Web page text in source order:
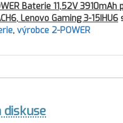
Baterie 11,52V 3910mAh
Lenovo Gaming 3-15IHU6
, výrobce 2-POWER
diskuse